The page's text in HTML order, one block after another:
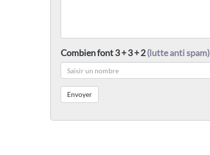
Combien font 3 + 3 + 2(lutte anti spam)